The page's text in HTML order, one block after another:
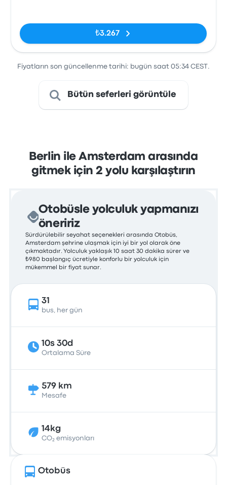
₺3.267
Fiyatların son güncellenme tarihi: bugün saat 05:34 CEST.
Bütün seferleri görüntüle
Berlin ile Amsterdam arasında
gitmek için 2 yolu karşılaştırın
Otobüsle yolculuk yapmanızı
öneririz
Sürdürülebilir seyahat seçenekleri arasında Otobüs,
Amsterdam şehrine ulaşmak için iyi bir yol olarak öne
çıkmaktadır. Yolculuk yaklaşık 10 saat 30 dakika sürer ve
₺980 başlangıç ücretiyle konforlu bir yolculuk için
mükemmel bir fiyat sunar.
31
bus, her gün
10s 30d
Ortalama Süre
579 km
Mesafe
14kg
CO₂ emisyonları
Otobüs